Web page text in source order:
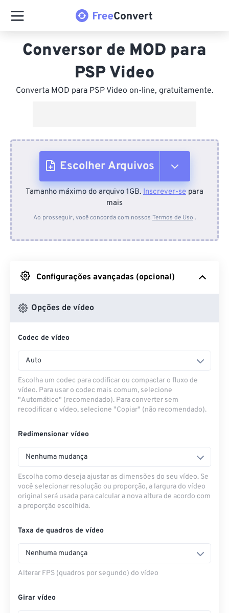
Conversor de MOD para
PSP Video
Converta MOD para PSP Video on-line, gratuitamente.
Escolher Arquivos
Do dispositivo
Do Google Drive
Do OneDrive
Tamanho máximo do arquivo 1GB. Inscrever-se para
mais
Ao prosseguir, você concorda com nossos Termos de Uso .
Configurações avançadas (opcional)
Opções de vídeo
Codec de vídeo
Auto
Escolha um codec para codificar ou compactar o fluxo de
vídeo. Para usar o codec mais comum, selecione
"Automático" (recomendado). Para converter sem
recodificar o vídeo, selecione "Copiar" (não recomendado).
Redimensionar vídeo
Nenhuma mudança
Escolha como deseja ajustar as dimensões do seu vídeo. Se
você selecionar resolução ou proporção, a largura do vídeo
original será usada para calcular a nova altura de acordo com
a proporção escolhida.
Taxa de quadros de vídeo
Nenhuma mudança
Alterar FPS (quadros por segundo) do vídeo
Girar vídeo